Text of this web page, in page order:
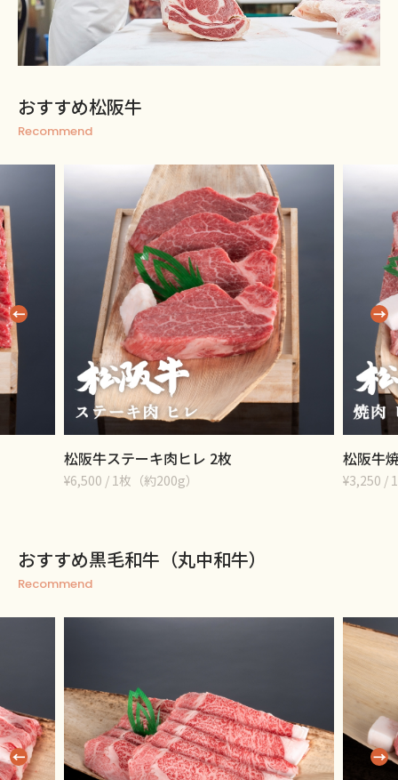
おすすめ松阪牛
Recommend
松阪牛ステーキ肉ヒレ 2枚
¥6,500 / 1枚（約200g）
松阪牛
¥3,250 /
おすすめ黒毛和牛（丸中和牛）
Recommend